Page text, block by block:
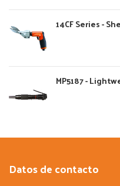
14CF Series -
MP5187 -
Datos de contacto